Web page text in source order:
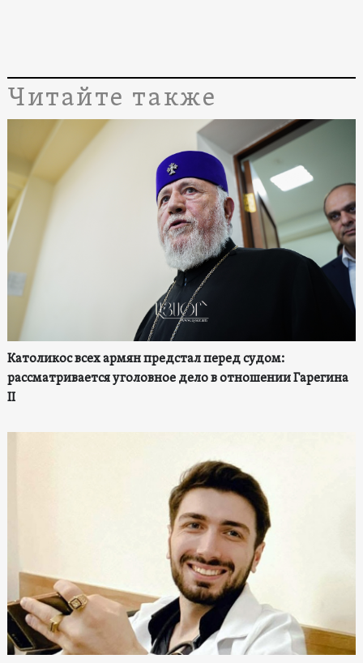
Читайте также
Католикос всех армян предстал перед судом:
рассматривается уголовное дело в отношении Гарегина
II